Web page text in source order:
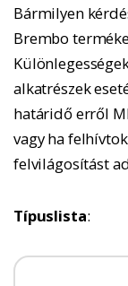
Bármilyen
Brembo
alkatrészek
határidő erről
vagy ha
felvilágosítást
Típuslista: